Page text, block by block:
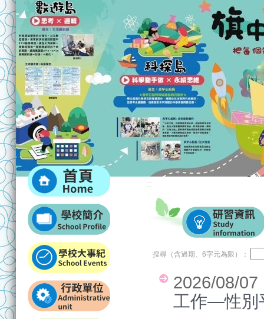
:::
:::
搜尋（含過期、6字元為限）：
2026/08/
工作—性別